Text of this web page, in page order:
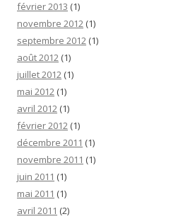
février 2013 (1)
novembre 2012 (1)
septembre 2012 (1)
août 2012 (1)
juillet 2012 (1)
mai 2012 (1)
avril 2012 (1)
février 2012 (1)
décembre 2011 (1)
novembre 2011 (1)
juin 2011 (1)
mai 2011 (1)
avril 2011 (2)